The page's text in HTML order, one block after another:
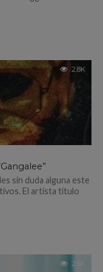
2.8K
sin duda alguna este
El artista título
2.5K